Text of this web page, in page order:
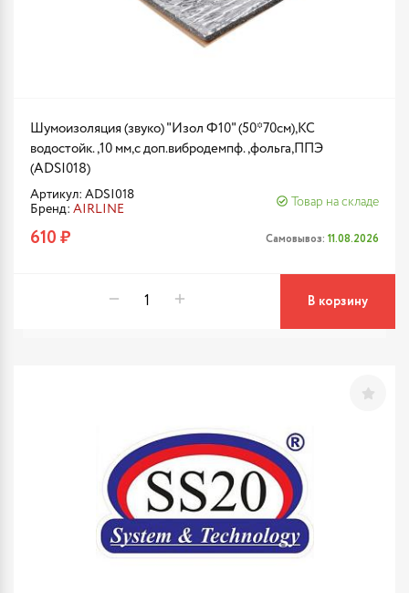
Шумоизоляция (звуко) "Изол Ф10" (50*70см),КС
водостойк.,10 мм,с доп.вибродемпф.,фольга,ППЭ
(ADSI018)
Артикул: ADSI018
Бренд: AIRLINE
Товар на складе
610 ₽ Самовывоз: 11.08.2026
В корзину